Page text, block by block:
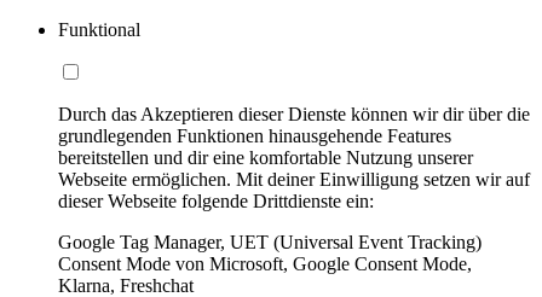
Funktional
Durch das Akzeptieren dieser Dienste können wir dir über die
grundlegenden Funktionen hinausgehende Features
bereitstellen und dir eine komfortable Nutzung unserer
Webseite ermöglichen. Mit deiner Einwilligung setzen wir auf
dieser Webseite folgende Drittdienste ein:
Google Tag Manager, UET (Universal Event Tracking)
Consent Mode von Microsoft, Google Consent Mode,
Klarna, Freshchat